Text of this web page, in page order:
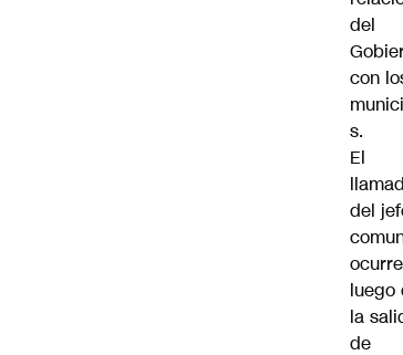
del
con
s.
El
del
ocurre
luego
la
de